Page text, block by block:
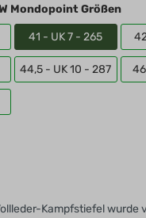
Mondopoint Größen
41 - UK 7 - 265
44,5 - UK 10 - 287
Kampfstiefel wurde